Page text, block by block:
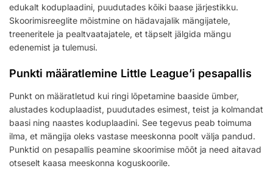
edukalt koduplaadini, puudutades kõiki baase järjestikku.
Skoorimisreeglite mõistmine on hädavajalik mängijatele,
treeneritele ja pealtvaatajatele, et täpselt jälgida mängu
edenemist ja tulemusi.
Punkti määratlemine Little League’i pesapallis
Punkt on määratletud kui ringi lõpetamine baaside ümber,
alustades koduplaadist, puudutades esimest, teist ja kolmandat
baasi ning naastes koduplaadini. See tegevus peab toimuma
ilma, et mängija oleks vastase meeskonna poolt välja pandud.
Punktid on pesapallis peamine skoorimise mõõt ja need aitavad
otseselt kaasa meeskonna koguskoorile.